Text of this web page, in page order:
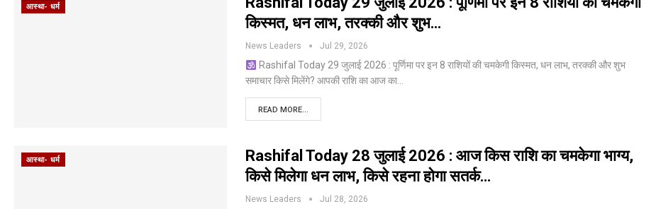
आस्था- धर्म
किस्मत, धन लाभ, तरक्की और शुभ…
News Leaders Jul 29, 2026
Rashifal Today 29 जुलाई 2026 : पूर्णिमा पर इन 8 राशियों की चमकेगी किस्मत, धन लाभ, तरक्की और शुभ
समाचार किसे मिलेंगे? आपकी राशि का आज का…
READ MORE...
आस्था- धर्म
Rashifal Today 28 जुलाई 2026 : आज किस राशि का चमकेगा भाग्य,
किसे मिलेगा धन लाभ, किसे रहना होगा सतर्क…
News Leaders Jul 28, 2026